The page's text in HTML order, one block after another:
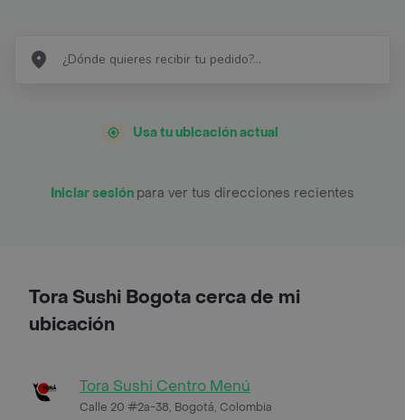
Usa tu ubicación actual
Iniciar sesión para ver tus direcciones recientes
Tora Sushi Bogota cerca de mi
ubicación
Tora Sushi Centro Menú
Calle 20 #2a-38, Bogotá, Colombia